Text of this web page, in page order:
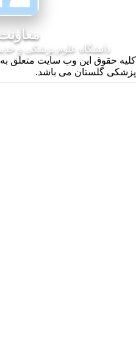
معاونت درمان
علوم پزشکی و خدمات بهداشتی
وب سایت متعلق به معاونت
می باشد.